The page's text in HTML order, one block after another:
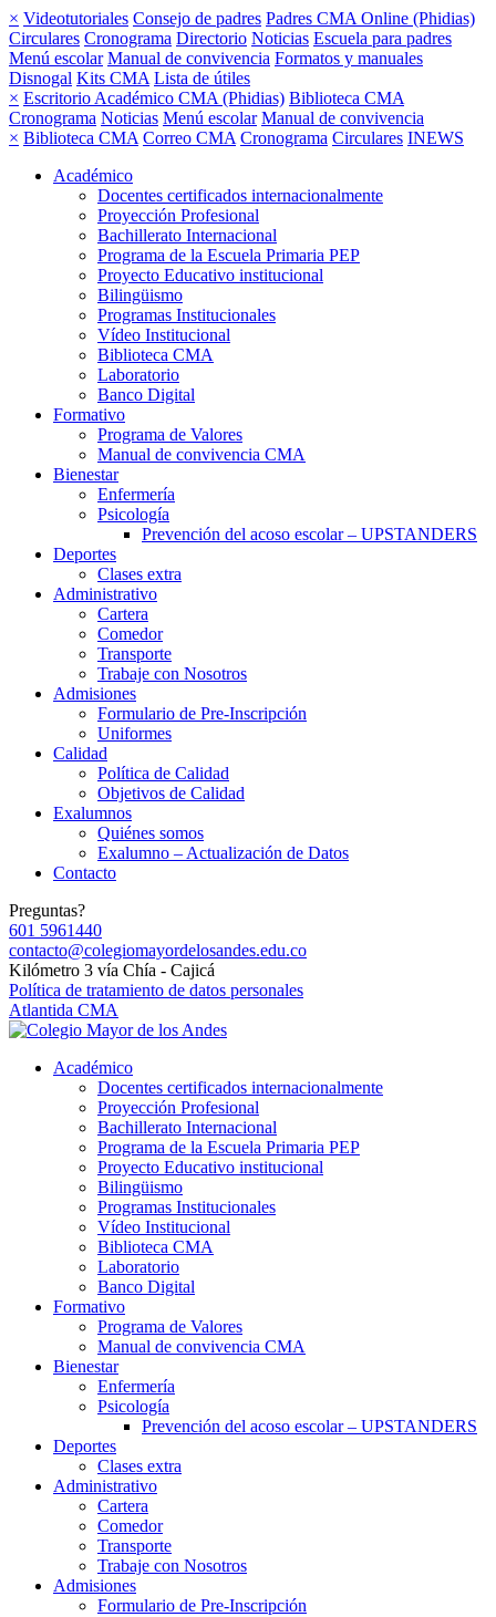
× Videotutoriales Consejo de padres Padres CMA Online (Phidias)
Circulares Cronograma Directorio Noticias Escuela para padres
Menú escolar Manual de convivencia Formatos y manuales
Disnogal Kits CMA Lista de útiles
× Escritorio Académico CMA (Phidias) Biblioteca CMA
Cronograma Noticias Menú escolar Manual de convivencia
× Biblioteca CMA Correo CMA Cronograma Circulares INEWS
Académico
Docentes certificados internacionalmente
Proyección Profesional
Bachillerato Internacional
Programa de la Escuela Primaria PEP
Proyecto Educativo institucional
Bilingüismo
Programas Institucionales
Vídeo Institucional
Biblioteca CMA
Laboratorio
Banco Digital
Formativo
Programa de Valores
Manual de convivencia CMA
Bienestar
Enfermería
Psicología
Prevención del acoso escolar – UPSTANDERS
Deportes
Clases extra
Administrativo
Cartera
Comedor
Transporte
Trabaje con Nosotros
Admisiones
Formulario de Pre-Inscripción
Uniformes
Calidad
Política de Calidad
Objetivos de Calidad
Exalumnos
Quiénes somos
Exalumno – Actualización de Datos
Contacto
Preguntas?
601 5961440
contacto@colegiomayordelosandes.edu.co
Kilómetro 3 vía Chía - Cajicá
Política de tratamiento de datos personales
Atlantida CMA
Académico
Docentes certificados internacionalmente
Proyección Profesional
Bachillerato Internacional
Programa de la Escuela Primaria PEP
Proyecto Educativo institucional
Bilingüismo
Programas Institucionales
Vídeo Institucional
Biblioteca CMA
Laboratorio
Banco Digital
Formativo
Programa de Valores
Manual de convivencia CMA
Bienestar
Enfermería
Psicología
Prevención del acoso escolar – UPSTANDERS
Deportes
Clases extra
Administrativo
Cartera
Comedor
Transporte
Trabaje con Nosotros
Admisiones
Formulario de Pre-Inscripción